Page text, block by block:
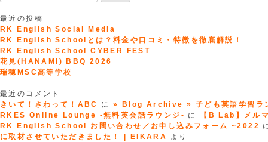
索:
最近の投稿
RK English Social Media
RK English Schoolとは？料金や口コミ・特徴を徹底解説！
RK English School CYBER FEST
花見(HANAMI) BBQ 2026
瑞穂MSC高等学校
最近のコメント
きいて！さわって！ABC
に» Blog Archive » 子ども英語学習ラ
RKES Online Lounge -無料英会話ラウンジ- に
【B Lab】メ
RK English School お問い合わせ／お申し込みフォーム ~2022
に取材させていただきました！ | EIKARA
より